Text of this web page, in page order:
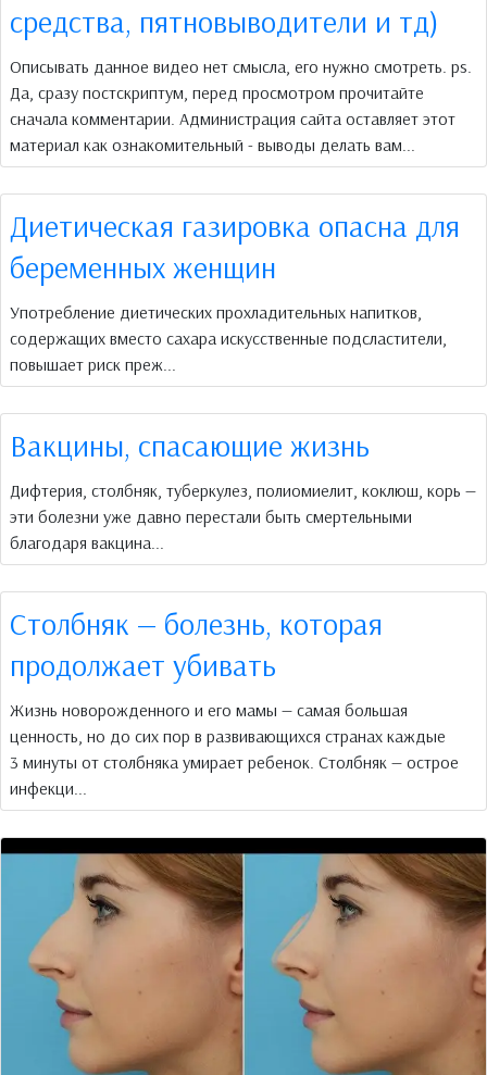
средства, пятновыводители и тд)
Описывать данное видео нет смысла, его нужно смотреть. ps.
Да, сразу постскриптум, перед просмотром прочитайте
сначала комментарии. Администрация сайта оставляет этот
материал как ознакомительный - выводы делать вам...
Диетическая газировка опасна для
беременных женщин
Употребление диетических прохладительных напитков,
содержащих вместо сахара искусственные подсластители,
повышает риск преж...
Вакцины, спасающие жизнь
Дифтерия, столбняк, туберкулез, полиомиелит, коклюш, корь —
эти болезни уже давно перестали быть смертельными
благодаря вакцина...
Столбняк — болезнь, которая
продолжает убивать
Жизнь новорожденного и его мамы — самая большая
ценность, но до сих пор в развивающихся странах каждые
3 минуты от столбняка умирает ребенок. Столбняк — острое
инфекци...